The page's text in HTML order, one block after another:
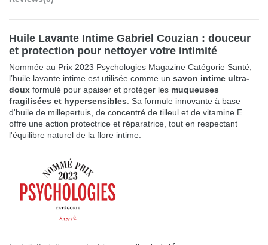
Huile Lavante Intime Gabriel Couzian : douceur
et protection pour nettoyer votre intimité
Nommée au Prix 2023 Psychologies Magazine Catégorie Santé
l’huile lavante intime est utilisée comme un savon intime ultra-
doux formulé pour apaiser et protéger les muqueuses
fragilisées et hypersensibles . Sa formule innovante à base
d'huile de millepertuis, de concentré de tilleul et de vitamine E
offre une action protectrice et réparatrice, tout en respectant
l'équilibre naturel de la flore intime.